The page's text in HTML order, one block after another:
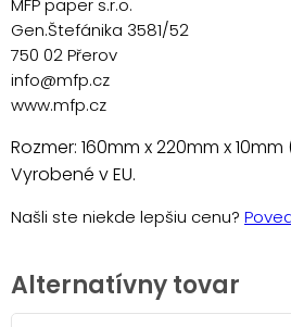
MFP paper s.r.o.
Gen.Štefánika 3581/52
750 02 Přerov
info@mfp.cz
www.mfp.cz
Rozmer: 160mm x 220mm x 10mm
Vyrobené v EU.
Našli ste niekde lepšiu cenu?
Alternatívny tovar